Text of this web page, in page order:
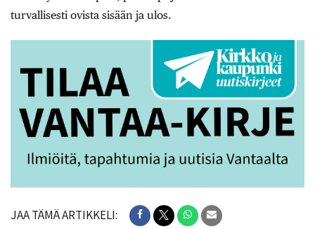
turvallisesti ovista sisään ja ulos.
JAA TÄMÄ ARTIKKELI: